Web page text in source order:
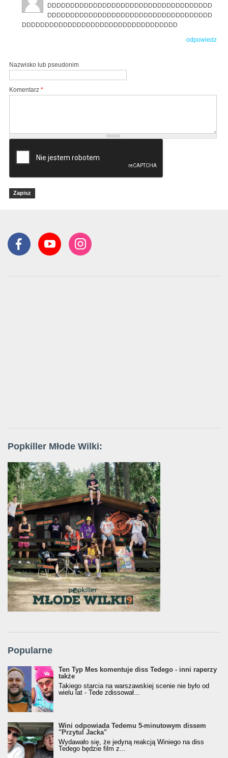
DDDDDDDDDDDDDDDDDDDDDDDDDDDDDDDDDDDD
DDDDDDDDDDDDDDDDDDDDDDDDDDDDDDDDDDDD
DDDDDDDDDDDDDDDDDDDDDDDDDDDDDDDDDD
odpowiedz
Nazwisko lub pseudonim
Komentarz *
Popkiller Młode Wilki:
Popularne
Ten Typ Mes komentuje diss Tedego - inni raperzy
także
Takiego starcia na warszawskiej scenie nie było od
wielu lat - Tede zdissował...
Wini odpowiada Tedemu 5-minutowym dissem
"Przytul Jacka"
Wydawało się, że jedyną reakcją Winiego na diss
Tedego będzie film z...